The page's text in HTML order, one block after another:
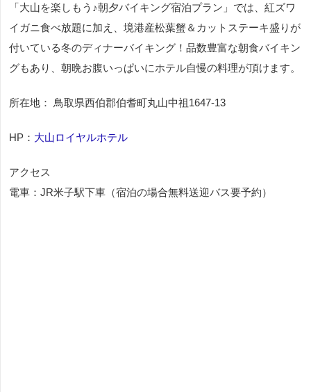
「大山を楽しもう♪朝夕バイキング宿泊プラン」では、紅ズワ
イガニ食べ放題に加え、境港産松葉蟹＆カットステーキ盛りが
付いている冬のディナーバイキング！品数豊富な朝食バイキン
グもあり、朝晩お腹いっぱいにホテル自慢の料理が頂けます。
所在地： 鳥取県西伯郡伯耆町丸山中祖1647-13
HP： 大山ロイヤルホテル
アクセス
電車：JR米子駅下車（宿泊の場合無料送迎バス要予約）